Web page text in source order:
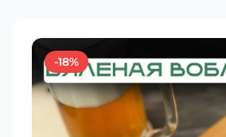
-18%